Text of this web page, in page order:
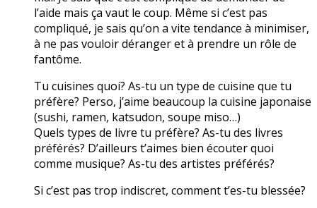
l’aide mais ça vaut le coup. Même si c’est pas
compliqué, je sais qu’on a vite tendance à minimiser,
à ne pas vouloir déranger et à prendre un rôle de
fantôme.
Tu cuisines quoi? As-tu un type de cuisine que tu
préfère? Perso, j’aime beaucoup la cuisine japonaise
(sushi, ramen, katsudon, soupe miso…)
Quels types de livre tu préfère? As-tu des livres
préférés? D’ailleurs t’aimes bien écouter quoi
comme musique? As-tu des artistes préférés?
Si c’est pas trop indiscret, comment t’es-tu blessée?